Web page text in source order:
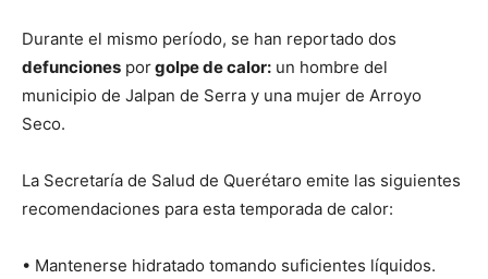
Durante el mismo período, se han reportado dos
defunciones porgolpe de calor: un hombre del
municipio de Jalpan de Serra y una mujer de Arroyo
Seco.
La Secretaría de Salud de Querétaro emite las siguientes
recomendaciones para esta temporada de calor:
• Mantenerse hidratado tomando suficientes líquidos.